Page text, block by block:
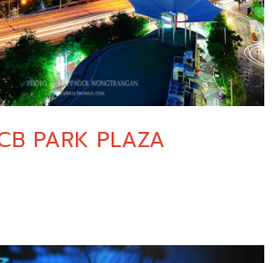
PARK PLAZA